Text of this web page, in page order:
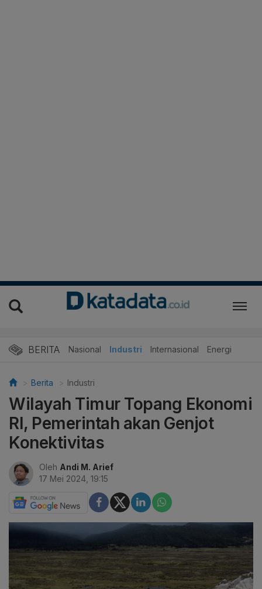
BERITA Nasional Industri Internasional Energi
Berita Industri
Wilayah Timur Topang Ekonomi
RI, Pemerintah akan Genjot
Konektivitas
Oleh Andi M. Arief
17 Mei 2024, 19:15